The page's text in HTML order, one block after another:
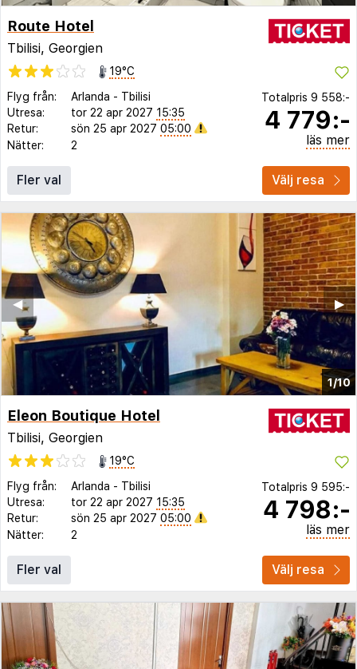
Route Hotel
Tbilisi, Georgien
19°C
Flyg från:
Arlanda - Tbilisi
Utresa:
tor 22 apr 2027 15:35
Retur:
sön 25 apr 2027 05:00
Nätter:
2
Totalpris 9 558:-
4 779:-
läs mer
Fler val Välj resa
1/10
▶︎
◀︎
Eleon Boutique Hotel
Tbilisi, Georgien
19°C
Flyg från:
Arlanda - Tbilisi
Utresa:
tor 22 apr 2027 15:35
Retur:
sön 25 apr 2027 05:00
Nätter:
2
Totalpris 9 595:-
4 798:-
läs mer
Fler val Välj resa